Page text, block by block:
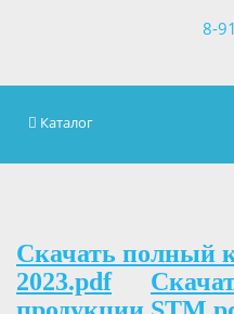
8-
Каталог
Скачать полный
2023.pdf